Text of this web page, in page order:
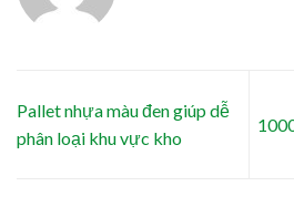
Pallet nhựa màu đen giúp dễ
phân loại khu vực kho